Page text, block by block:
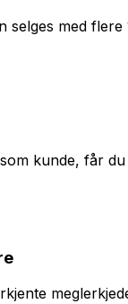
selges med
kunde, får